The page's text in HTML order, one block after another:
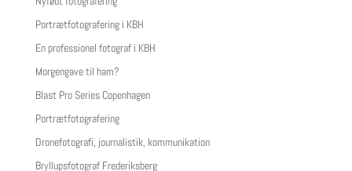
Portrætfotografering i KBH
En professionel fotograf i KBH
Morgengave til ham?
Blast Pro Series Copenhagen
Portrætfotografering
Dronefotografi, journalistik, kommunikation
Bryllupsfotograf Frederiksberg